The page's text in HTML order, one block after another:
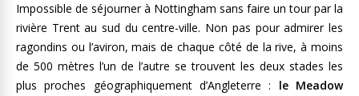
Impossible de séjourner à Nottingham sans faire un tour par la
rivière Trent au sud du centre-ville. Non pas pour admirer les
ragondins ou l’aviron, mais de chaque côté de la rive, à moins
de 500 mètres l’un de l’autre se trouvent les deux stades les
plus proches géographiquement d’Angleterre : le Meadow